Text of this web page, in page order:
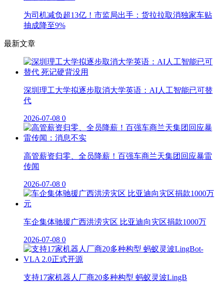
为司机减负超13亿！市监局出手：货拉拉取消独家车贴
抽成降至9%
最新文章
深圳理工大学拟逐步取消大学英语：AI人工智能已可替
代
2026-07-08 0
高管薪资归零、全员降薪！百强车商兰天集团回应暴雷
传闻
2026-07-08 0
车企集体驰援广西洪涝灾区 比亚迪向灾区捐款1000万
2026-07-08 0
支持17家机器人厂商20多种构型 蚂蚁灵波LingB